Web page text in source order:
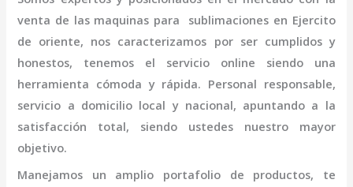
venta de las maquinas para sublimaciones en Ejercito
de oriente, nos caracterizamos por ser cumplidos y
honestos, tenemos el servicio online siendo una
herramienta cómoda y rápida. Personal responsable,
servicio a domicilio local y nacional, apuntando a la
satisfacción total, siendo ustedes nuestro mayor
objetivo.
Manejamos un amplio portafolio de productos, te